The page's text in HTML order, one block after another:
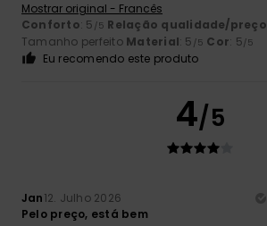
Mostrar original - Francês
Conforto: 5 /5 Relação qualidade/preço
Tamanho perfeito Material: 5 /5 Cor: 5/5
Eu recomendo este produto
4/5
Jan12. Julho 2026
Pelo preço, está bem